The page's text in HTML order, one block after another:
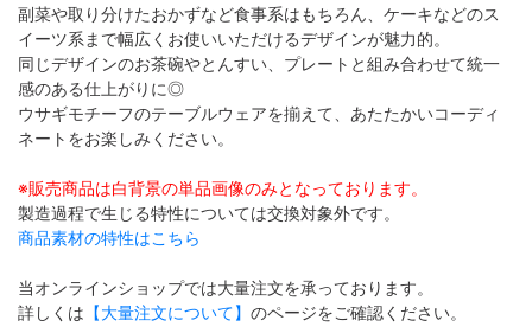
副菜や取り分けたおかずなど食事系はもちろん、ケーキなどのス
イーツ系まで幅広くお使いいただけるデザインが魅力的。
同じデザインのお茶碗やとんすい、プレートと組み合わせて統一
感のある仕上がりに◎
ウサギモチーフのテーブルウェアを揃えて、あたたかいコーディ
ネートをお楽しみください。
※販売商品は白背景の単品画像のみとなっております。
製造過程で生じる特性については交換対象外です。
商品素材の特性はこちら
当オンラインショップでは大量注文を承っております。
詳しくは 【大量注文について】 のページをご確認ください。